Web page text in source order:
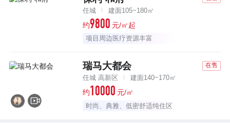
任城 建面105~180㎡
约9800 元/㎡起
项目周边医疗资源丰富
瑞马大都会 在售
任城 高新区 建面140~170㎡
约10000 元/㎡
时尚、典雅、低密舒适纯住区